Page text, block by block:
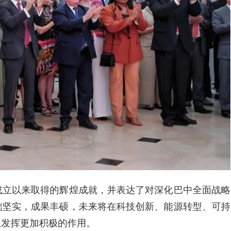
以来取得的辉煌成就，并表达了对深化巴中全面战略
实，成果丰硕，未来将在科技创新、能源转型、可持
挥更加积极的作用。